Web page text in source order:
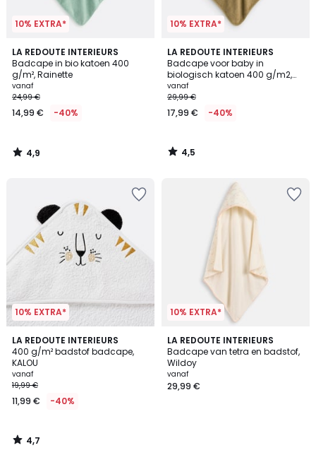
10% EXTRA*
LA REDOUTE INTERIEURS
Badcape in bio katoen 400
g/m², Rainette
Prijs
vanaf
14,99
In
plaats
korting
toegepast.
vanaf
24,99 €
14,99 € -40%
4,9
/ 5
4,9
/
10% EXTRA*
LA REDOUTE INTERIEURS
Badcape voor baby in
biologisch katoen 400 g/m2,
Zabou
vanaf
29,99 €
17,99 € -40%
4,5
/ 5
4,5
/
10% EXTRA*
LA REDOUTE INTERIEURS
400 g/m² badstof badcape,
KALOU
vanaf
19,99 €
11,99 € -40%
4,7
/ 5
4,7
/
10% EXTRA*
LA REDOUTE INTERIEURS
Badcape van tetra en badstof,
Wildoy
vanaf
29,99 €